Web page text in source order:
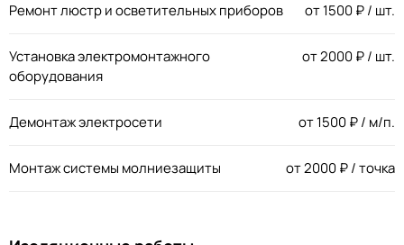
Ремонт люстр и осветительных приборов от1500₽ / шт.
Установка электромонтажного
оборудования
от2000₽ / шт.
Демонтаж электросети от1500₽ / м/п.
Монтаж системы молниезащиты от2000₽ / точка